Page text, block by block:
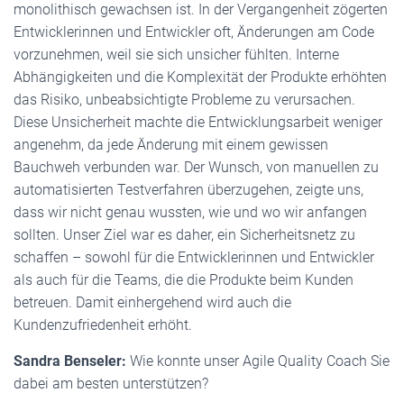
monolithisch gewachsen ist. In der Vergangenheit zögerten
Entwicklerinnen und Entwickler oft, Änderungen am Code
vorzunehmen, weil sie sich unsicher fühlten. Interne
Abhängigkeiten und die Komplexität der Produkte erhöhten
das Risiko, unbeabsichtigte Probleme zu verursachen.
Diese Unsicherheit machte die Entwicklungsarbeit weniger
angenehm, da jede Änderung mit einem gewissen
Bauchweh verbunden war. Der Wunsch, von manuellen zu
automatisierten Testverfahren überzugehen, zeigte uns,
dass wir nicht genau wussten, wie und wo wir anfangen
sollten. Unser Ziel war es daher, ein Sicherheitsnetz zu
schaffen – sowohl für die Entwicklerinnen und Entwickler
als auch für die Teams, die die Produkte beim Kunden
betreuen. Damit einhergehend wird auch die
Kundenzufriedenheit erhöht.
Sandra Benseler: Wie konnte unser Agile Quality Coach Sie
dabei am besten unterstützen?